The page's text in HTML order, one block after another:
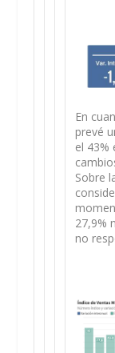
En
prevé
el 43%
Sobre
27,9%
no